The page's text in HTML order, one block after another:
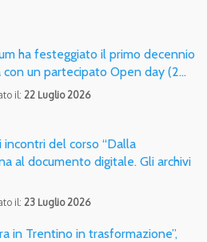
ha festeggiato il primo decennio
un partecipato Open day (2…
il: 22 Luglio 2026
incontri del corso “Dalla
al documento digitale. Gli archivi
il: 23 Luglio 2026
in Trentino in trasformazione”,